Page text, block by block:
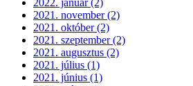
2022. január (2)
2021. november (2)
2021. október (2)
2021. szeptember (2)
2021. augusztus (2)
2021. július (1)
2021. június (1)